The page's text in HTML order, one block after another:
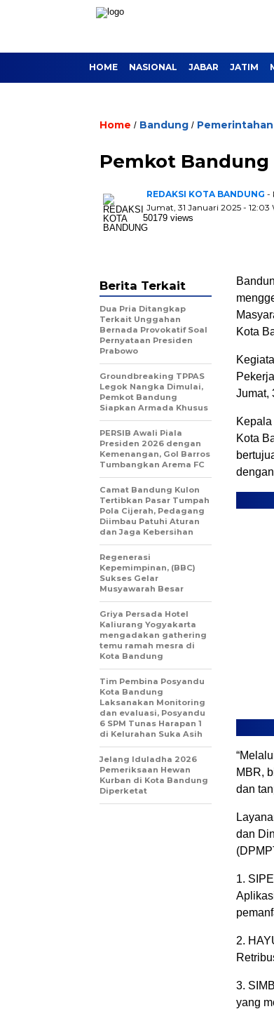
HOME NASIONAL JABAR JATIM
Home / Bandung / Pemerintahan
Pemkot Bandung
REDAKSI KOTA BANDUNG -
Jumat, 31 Januari 2025 - 12:03
50179 views
Kota
Jumat,
Kota
MBR,
dan
dan
1.
2.
3.
yang
Berita Terkait
Dua Pria Ditangkap
Terkait Unggahan
Bernada Provokatif Soal
Pernyataan Presiden
Prabowo
Groundbreaking TPPAS
Legok Nangka Dimulai,
Pemkot Bandung
Siapkan Armada Khusus
PERSIB Awali Piala
Presiden 2026 dengan
Kemenangan, Gol Barros
Tumbangkan Arema FC
Camat Bandung Kulon
Tertibkan Pasar Tumpah
Pola Cijerah, Pedagang
Diimbau Patuhi Aturan
dan Jaga Kebersihan
​Regenerasi
Kepemimpinan, (BBC)
Sukses Gelar
Musyawarah Besar
Griya Persada Hotel
Kaliurang Yogyakarta
mengadakan gathering
temu ramah mesra di
Kota Bandung
Tim Pembina Posyandu
Kota Bandung
Laksanakan Monitoring
dan evaluasi, Posyandu
6 SPM Tunas Harapan 1
di Kelurahan Suka Asih
Jelang Iduladha 2026
Pemeriksaan Hewan
Kurban di Kota Bandung
Diperketat